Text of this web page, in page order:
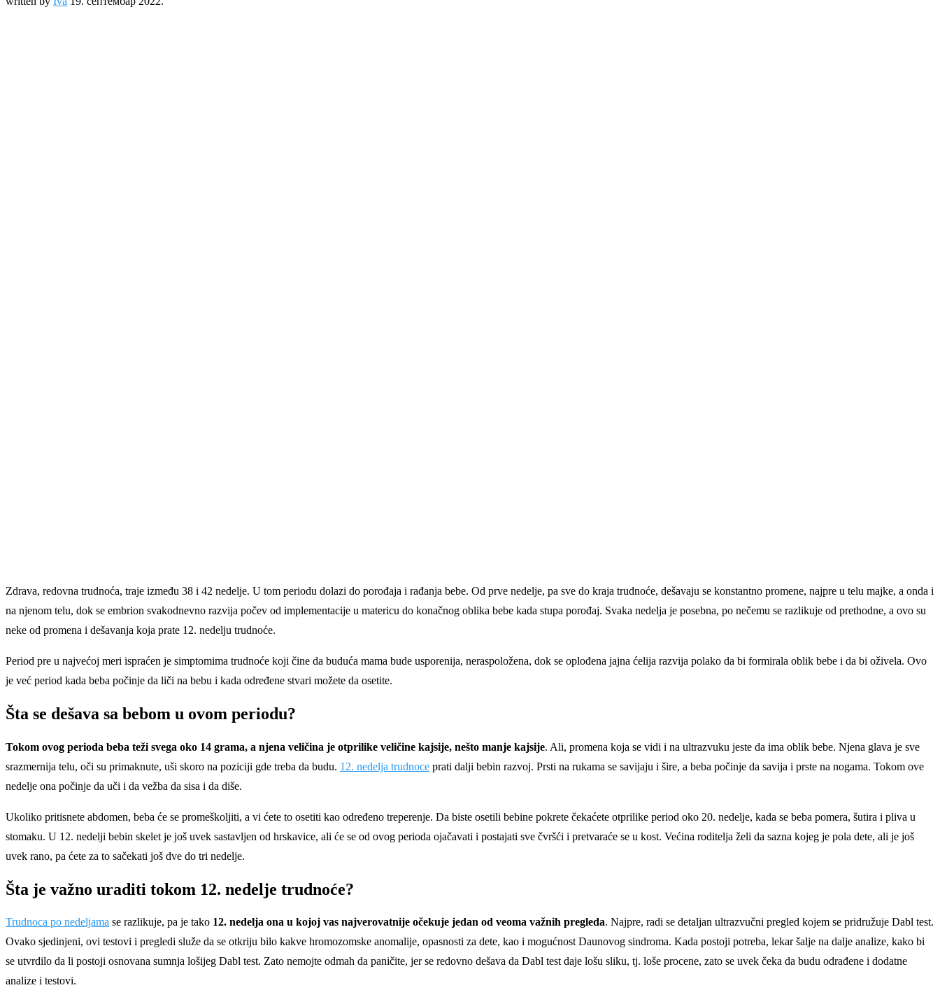
Zdrava, redovna trudnoća, traje između 38 i 42 nedelje. U tom periodu dolazi do porođaja i rađanja bebe. Od prve nedelje, pa sve do kraja trudnoće, dešavaju se konstantno promene, najpre u telu majke, a onda i
na njenom telu, dok se embrion svakodnevno razvija počev od implementacije u matericu do konačnog oblika bebe kada stupa porođaj. Svaka nedelja je posebna, po nečemu se razlikuje od prethodne, a ovo su
neke od promena i dešavanja koja prate 12. nedelju trudnoće.
Period pre u najvećoj meri ispraćen je simptomima trudnoće koji čine da buduća mama bude usporenija, neraspoložena, dok se oplođena jajna ćelija razvija polako da bi formirala oblik bebe i da bi oživela. Ovo
je već period kada beba počinje da liči na bebu i kada određene stvari možete da osetite.
Šta se dešava sa bebom u ovom periodu?
Tokom ovog perioda beba teži svega oko 14 grama, a njena veličina je otprilike veličine kajsije, nešto manje kajsije. Ali, promena koja se vidi i na ultrazvuku jeste da ima oblik bebe. Njena glava je sve
srazmernija telu, oči su primaknute, uši skoro na poziciji gde treba da budu. 12. nedelja trudnoce prati dalji bebin razvoj. Prsti na rukama se savijaju i šire, a beba počinje da savija i prste na nogama. Tokom ove
nedelje ona počinje da uči i da vežba da sisa i da diše.
Ukoliko pritisnete abdomen, beba će se promeškoljiti, a vi ćete to osetiti kao određeno treperenje. Da biste osetili bebine pokrete čekaćete otprilike period oko 20. nedelje, kada se beba pomera, šutira i pliva u
stomaku. U 12. nedelji bebin skelet je još uvek sastavljen od hrskavice, ali će se od ovog perioda ojačavati i postajati sve čvršći i pretvaraće se u kost. Većina roditelja želi da sazna kojeg je pola dete, ali je još
uvek rano, pa ćete za to sačekati još dve do tri nedelje.
Šta je važno uraditi tokom 12. nedelje trudnoće?
Trudnoca po nedeljama se razlikuje, pa je tako 12. nedelja ona u kojoj vas najverovatnije očekuje jedan od veoma važnih pregleda. Najpre, radi se detaljan ultrazvučni pregled kojem se pridružuje Dabl test.
Ovako sjedinjeni, ovi testovi i pregledi služe da se otkriju bilo kakve hromozomske anomalije, opasnosti za dete, kao i mogućnost Daunovog sindroma. Kada postoji potreba, lekar šalje na dalje analize, kako bi
se utvrdilo da li postoji osnovana sumnja lošijeg Dabl test. Zato nemojte odmah da paničite, jer se redovno dešava da Dabl test daje lošu sliku, tj. loše procene, zato se uvek čeka da budu odrađene i dodatne
analize i testovi.